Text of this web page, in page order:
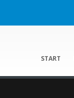
START